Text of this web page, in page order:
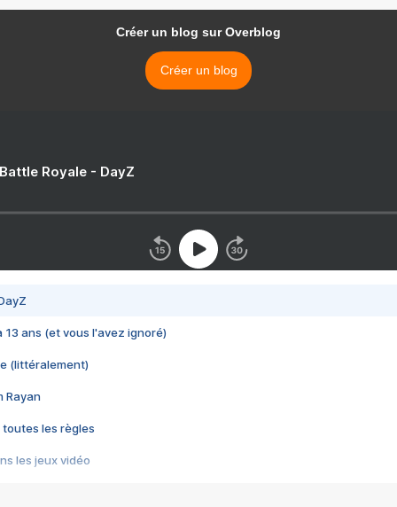
Créer un blog sur Overblog
Créer un blog
Royale - DayZ
13 ans (et vous l'avez ignoré)
(littéralement)
Rayan
toutes les règles
les jeux vidéo